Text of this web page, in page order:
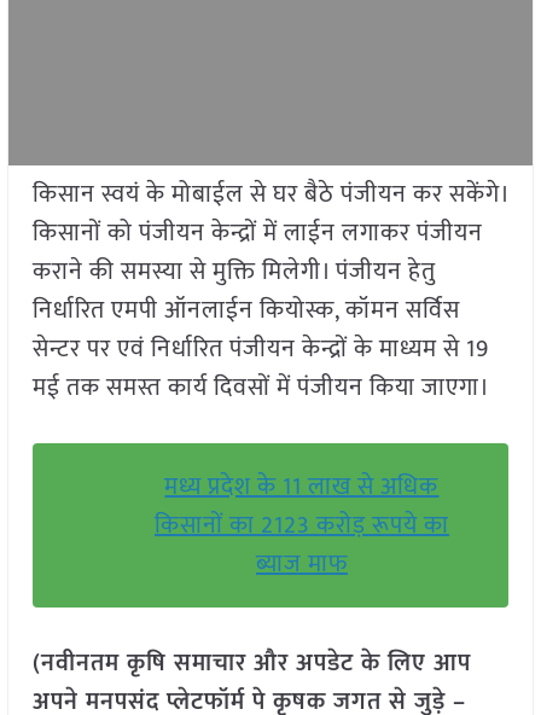
किसान स्वयं के मोबाईल से घर बैठे पंजीयन कर सकेंगे।
किसानों को पंजीयन केन्द्रों में लाईन लगाकर पंजीयन
कराने की समस्या से मुक्ति मिलेगी। पंजीयन हेतु
निर्धारित एमपी ऑनलाईन कियोस्क, कॉमन सर्विस
सेन्टर पर एवं निर्धारित पंजीयन केन्द्रों के माध्यम से 19
मई तक समस्त कार्य दिवसों में पंजीयन किया जाएगा।
मध्य प्रदेश के 11 लाख से अधिक
किसानों का 2123 करोड़ रूपये का
ब्याज माफ
(नवीनतम कृषि समाचार और अपडेट के लिए आप
अपने मनपसंद प्लेटफॉर्म पे कृषक जगत से जुड़े –